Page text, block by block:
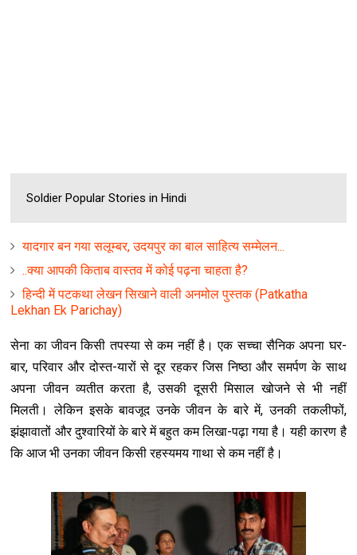
Soldier Popular Stories in Hindi
यादगार बन गया सलूम्‍बर, उदयपुर का बाल साहित्‍य सम्‍मेलन...
..क्‍या आपकी किताब वास्‍तव में कोई पढ़ना चाहता है?
हिन्‍दी में पटकथा लेखन सिखाने वाली अनमोल पुस्तक (Patkatha
Lekhan Ek Parichay)
सेना का जीवन किसी तपस्या से कम नहीं है। एक सच्चा सैनिक अपना घर-
बार, परिवार और दोस्त-यारों से दूर रहकर जिस निष्ठा और समर्पण के साथ
अपना जीवन व्यतीत करता है, उसकी दूसरी मिसाल खोजने से भी नहीं
मिलती। लेकिन इसके बावजूद उनके जीवन के बारे में, उनकी तकलीफों,
झंझावातों और दुश्वारियों के बारे में बहुत कम लिखा-पढ़ा गया है। यही कारण है
कि आज भी उनका जीवन किसी रहस्यमय गाथा से कम नहीं है।